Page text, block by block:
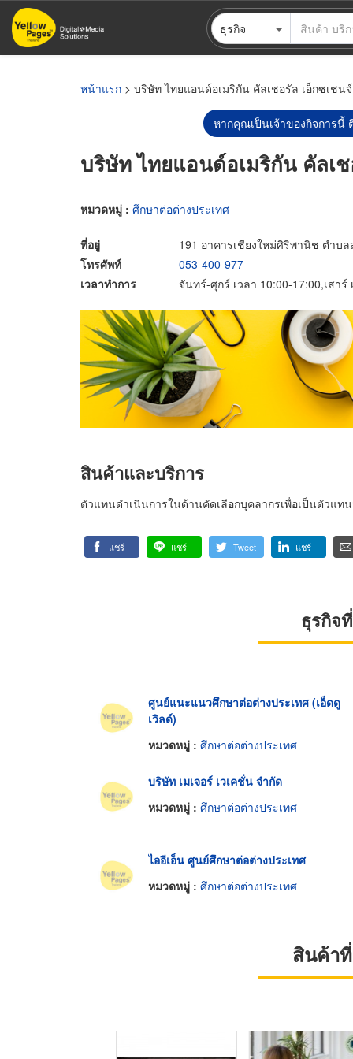
ข้าม
ไป
ธุรกิจ
หน้าแรก > บริษัท ไทยแอนด์อเมริกัน คัลเชอรัล เอ็กซเชน
หากคุณเป็นเจ้าของกิจการนี้
บริษัท ไทยแอนด์อเมริกัน คัลเ
หมวดหมู่ : ศึกษาต่อต่างประเทศ
ที่อยู่
191 อาคารเชียงใหม่ศิริพานิช ตำบล
โทรศัพท์
053-400-977
เวลาทำการ
จันทร์-ศุกร์ เวลา 10:00-17:00,เสาร์
สินค้าและบริการ
ตัวแทนดำเนินการในด้านคัดเลือกบุคลากรเพื่อเป็นตัวแ
แชร์ แชร์ Tweet แชร์
ธุรกิจ
ศูนย์แนะแนวศึกษาต่อต่างประเทศ (เอ็ดดู
เวิลด์)
หมวดหมู่ : ศึกษาต่อต่างประเทศ
บริษัท เมเจอร์ เวเคชั่น จำกัด
หมวดหมู่ : ศึกษาต่อต่างประเทศ
ไออีเอ็น ศูนย์ศึกษาต่อต่างประเทศ
หมวดหมู่ : ศึกษาต่อต่างประเทศ
สินค้า